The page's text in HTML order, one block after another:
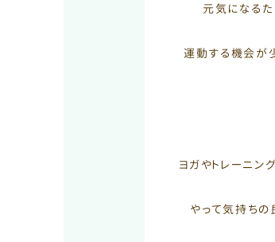
元気になるた
運動する機会が
ヨガやトレーニン
やって気持ちの